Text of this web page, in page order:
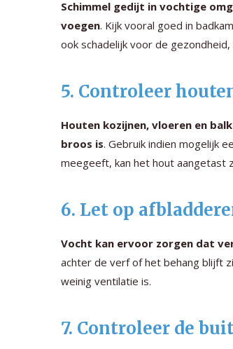
Schimmel gedijt in vochtige
voegen. Kijk vooral goed in
ook schadelijk voor de
5. Controleer
Houten kozijnen, vloeren en
broos is. Gebruik indien mogelijk
meegeeft, kan het hout aangetast
6. Let op
Vocht kan ervoor zorgen dat
achter de verf of het behang blijft
weinig ventilatie is.
7. Controleer de